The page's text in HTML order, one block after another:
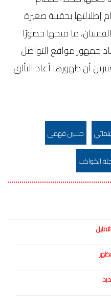
إطلالتها بحقيبة صغيرة
ما منحها حضورًا
جمهور مواقع التواصل
أن ظهورها أعاد التألق
حسين فهمي
الكواكب